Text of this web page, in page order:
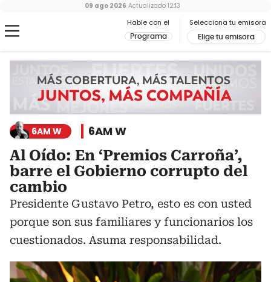
Hable con el
Programa
Selecciona tu emisora
Elige tu emisora
09 ago 2026 Actualizado 12:13
6AM W 6AM W
Al Oído: En ‘Premios Carroña’,
barre el Gobierno corrupto del
cambio
Presidente Gustavo Petro, esto es con usted
porque son sus familiares y funcionarios los
cuestionados. Asuma responsabilidad.